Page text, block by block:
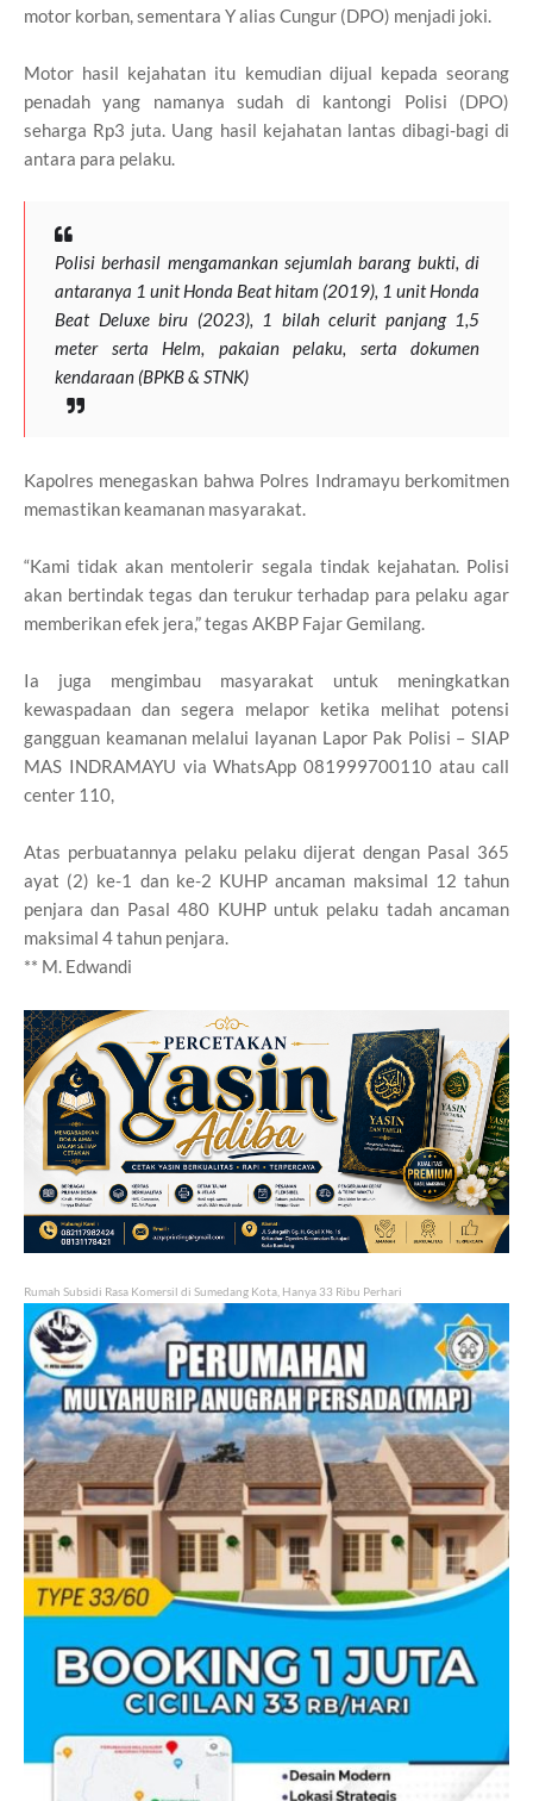
motor korban, sementara Y alias Cungur (DPO) menjadi joki.
Motor hasil kejahatan itu kemudian dijual kepada seorang
penadah yang namanya sudah di kantongi Polisi (DPO)
seharga Rp3 juta. Uang hasil kejahatan lantas dibagi-bagi di
antara para pelaku.
Polisi berhasil mengamankan sejumlah barang bukti, di
antaranya 1 unit Honda Beat hitam (2019), 1 unit Honda
Beat Deluxe biru (2023), 1 bilah celurit panjang 1,5
meter serta Helm, pakaian pelaku, serta dokumen
kendaraan (BPKB & STNK)
Kapolres menegaskan bahwa Polres Indramayu berkomitmen
memastikan keamanan masyarakat.
“Kami tidak akan mentolerir segala tindak kejahatan. Polisi
akan bertindak tegas dan terukur terhadap para pelaku agar
memberikan efek jera,” tegas AKBP Fajar Gemilang.
Ia juga mengimbau masyarakat untuk meningkatkan
kewaspadaan dan segera melapor ketika melihat potensi
gangguan keamanan melalui layanan Lapor Pak Polisi – SIAP
MAS INDRAMAYU via WhatsApp 081999700110 atau call
center 110,
Atas perbuatannya pelaku pelaku dijerat dengan Pasal 365
ayat (2) ke-1 dan ke-2 KUHP ancaman maksimal 12 tahun
penjara dan Pasal 480 KUHP untuk pelaku tadah ancaman
maksimal 4 tahun penjara.
** M. Edwandi
Rumah Subsidi Rasa Komersil di Sumedang Kota, Hanya 33 Ribu Perhari